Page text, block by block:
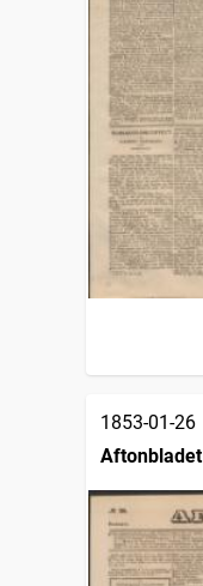
1853-01-26
Aftonbladet